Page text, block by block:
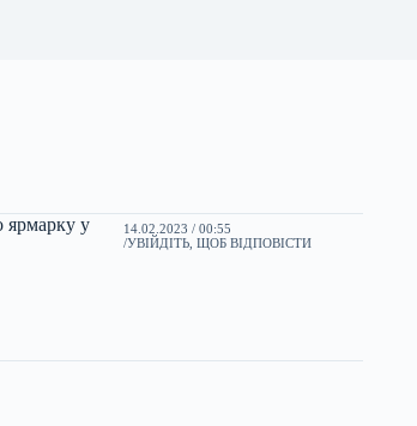
ярмарку у
14.02.2023 / 00:55
УВІЙДІТЬ, ЩОБ ВІДПОВІСТИ